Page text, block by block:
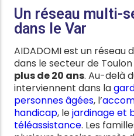
Un réseau multi-
dans le Var
AIDADOMI est un réseau
dans le secteur de
plus de 20 ans. Au-delà
interviennent dans la
personnes âgées, l’
handicap, lejardinage et
téléassistance. Les